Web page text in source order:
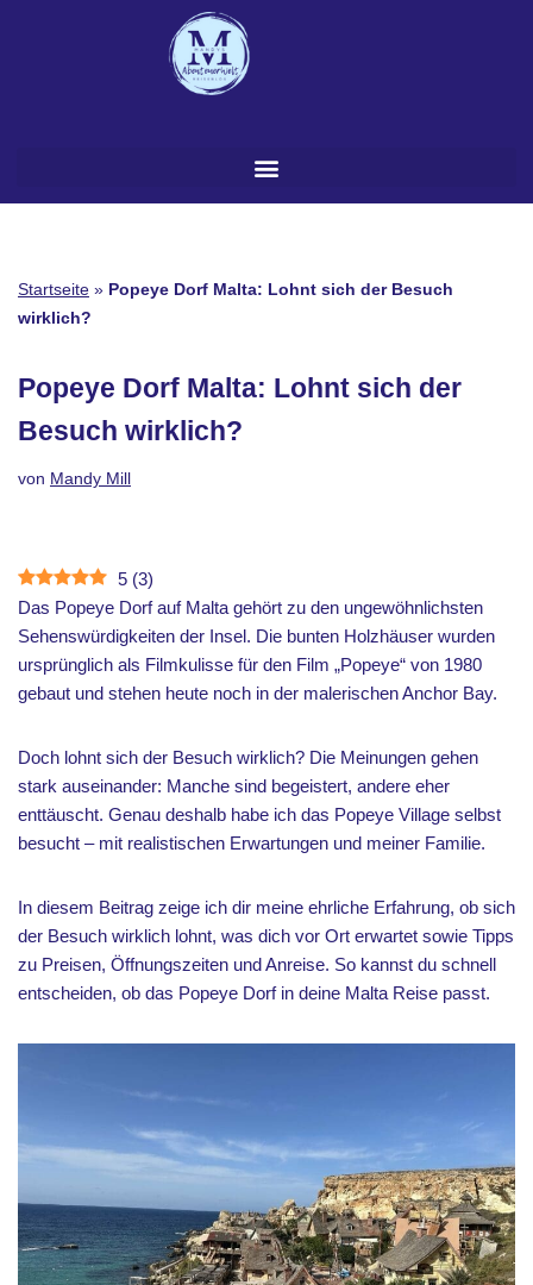
Startseite » Popeye Dorf Malta: Lohnt sich der Besuch
wirklich?
Popeye Dorf Malta: Lohnt sich der
Besuch wirklich?
von Mandy Mill
5 (3)
Das Popeye Dorf auf Malta gehört zu den ungewöhnlichsten
Sehenswürdigkeiten der Insel. Die bunten Holzhäuser wurden
ursprünglich als Filmkulisse für den Film „Popeye“ von 1980
gebaut und stehen heute noch in der malerischen Anchor Bay.
Doch lohnt sich der Besuch wirklich? Die Meinungen gehen
stark auseinander: Manche sind begeistert, andere eher
enttäuscht. Genau deshalb habe ich das Popeye Village selbst
besucht – mit realistischen Erwartungen und meiner Familie.
In diesem Beitrag zeige ich dir meine ehrliche Erfahrung, ob sich
der Besuch wirklich lohnt, was dich vor Ort erwartet sowie Tipps
zu Preisen, Öffnungszeiten und Anreise. So kannst du schnell
entscheiden, ob das Popeye Dorf in deine Malta Reise passt.